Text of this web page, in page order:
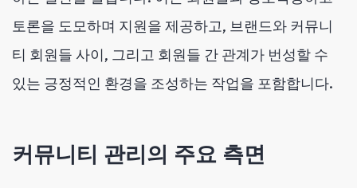
토론을 도모하며 지원을 제공하고, 브랜드와 커뮤니
티 회원들 사이, 그리고 회원들 간 관계가 번성할 수
있는 긍정적인 환경을 조성하는 작업을 포함합니다.
커뮤니티 관리의 주요 측면